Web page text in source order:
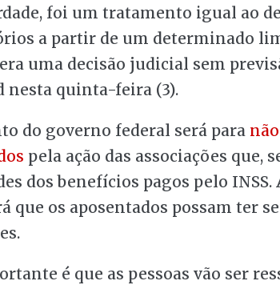
foi um tratamento igual ao
a partir de um determinado
uma decisão judicial sem
nesta quinta-feira (3).
do governo federal será para
pela ação das associações que,
dos benefícios pagos pelo INSS.
que os aposentados possam ter
é que as pessoas vão ser